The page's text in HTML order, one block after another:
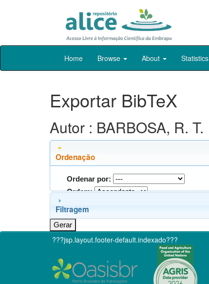
Skip
Home Browse About Statistics
Exportar BibTeX
Autor : BARBOSA, R. T.
Ordenação
Ordenar por:
Ordem:
Filtragem
???jsp.layout.footer-default.indexado???